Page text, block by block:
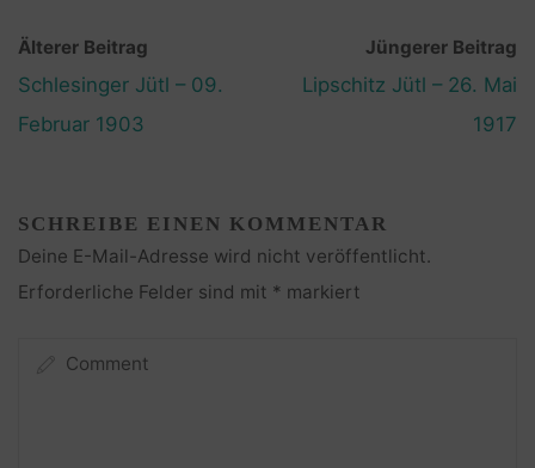
Älterer Beitrag
Schlesinger Jütl – 09.
Februar 1903
Jüngerer Beitrag
Lipschitz Jütl – 26. Mai
1917
SCHREIBE EINEN KOMMENTAR
Deine E-Mail-Adresse wird nicht veröffentlicht.
Erforderliche Felder sind mit * markiert